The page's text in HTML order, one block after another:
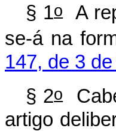
§ 1oA
se-á na
147, de 3
§ 2o
artigo